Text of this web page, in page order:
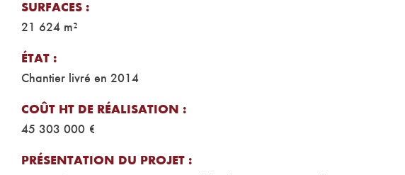
SURFACES :
21 624 m²
ÉTAT :
Chantier livré en 2014
COÛT HT DE RÉALISATION :
45 303 000 €
PRÉSENTATION DU PROJET :